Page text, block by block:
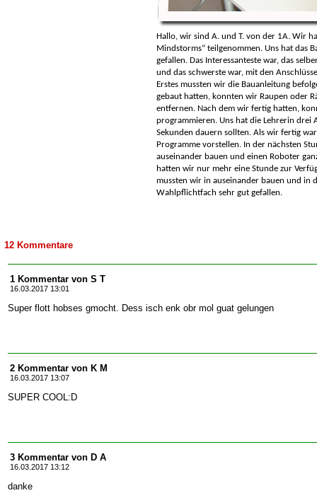
Hallo, wir sind A. und T. von der 1A. Wir
Mindstorms“ teilgenommen. Uns hat das
gefallen. Das Interessanteste war, das
und das schwerste war, mit den
Erstes mussten wir die Bauanleitung
gebaut hatten, konnten wir Raupen oder
entfernen. Nach dem wir fertig hatten,
programmieren. Uns hat die Lehrerin drei
Sekunden dauern sollten. Als wir fertig
Programme vorstellen. In der nächsten
auseinander bauen und einen Roboter
hatten wir nur mehr eine Stunde zur
mussten wir in auseinander bauen und in
Wahlpflichtfach sehr gut gefallen.
12 Kommentare
1 Kommentar von S T
16.03.2017 13:01
Super flott hobses gmocht. Dess isch enk obr mol guat gelungen
2 Kommentar von K M
16.03.2017 13:07
SUPER COOL:D
3 Kommentar von D A
16.03.2017 13:12
danke